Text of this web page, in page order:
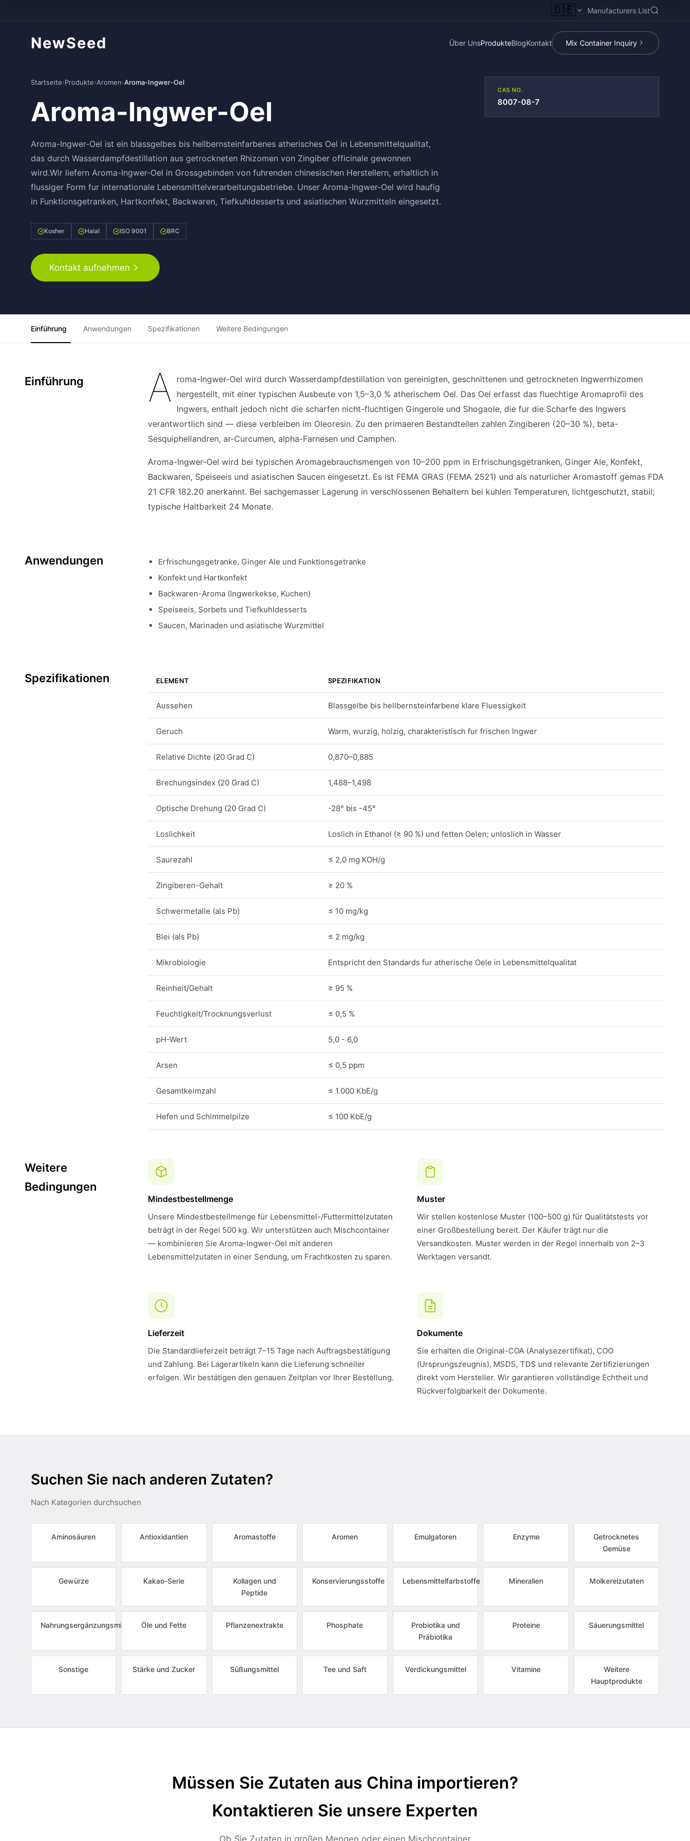
🇩🇪 Manufacturers List
NewSeed Über UnsProdukteBlogKontakt Mix Container Inquiry
Startseite›Produkte›Aromen›Aroma-Ingwer-Oel
Aroma-Ingwer-Oel
Aroma-Ingwer-Oel ist ein blassgelbes bis hellbernsteinfarbenes atherisches Oel in Lebensmittelqualitat,
das durch Wasserdampfdestillation aus getrockneten Rhizomen von Zingiber officinale gewonnen
wird.Wir liefern Aroma-Ingwer-Oel in Grossgebinden von fuhrenden chinesischen Herstellern, erhaltlich in
flussiger Form fur internationale Lebensmittelverarbeitungsbetriebe. Unser Aroma-Ingwer-Oel wird haufig
in Funktionsgetranken, Hartkonfekt, Backwaren, Tiefkuhldesserts und asiatischen Wurzmitteln eingesetzt.
Kosher Halal ISO 9001 BRC
Kontakt aufnehmen
CAS NO.
8007-08-7
Einführung Anwendungen Spezifikationen Weitere Bedingungen
Einführung A roma-Ingwer-Oel wird durch Wasserdampfdestillation von gereinigten, geschnittenen und getrockneten Ingwerrhizomen
hergestellt, mit einer typischen Ausbeute von 1,5–3,0 % atherischem Oel. Das Oel erfasst das fluechtige Aromaprofil des
Ingwers, enthalt jedoch nicht die scharfen nicht-fluchtigen Gingerole und Shogaole, die fur die Scharfe des Ingwers
verantwortlich sind — diese verbleiben im Oleoresin. Zu den primaeren Bestandteilen zahlen Zingiberen (20–30 %), beta-
Sesquiphellandren, ar-Curcumen, alpha-Farnesen und Camphen.
Aroma-Ingwer-Oel wird bei typischen Aromagebrauchsmengen von 10–200 ppm in Erfrischungsgetranken, Ginger Ale, Konfekt,
Backwaren, Speiseeis und asiatischen Saucen eingesetzt. Es ist FEMA GRAS (FEMA 2521) und als naturlicher Aromastoff gemas FDA
21 CFR 182.20 anerkannt. Bei sachgemasser Lagerung in verschlossenen Behaltern bei kuhlen Temperaturen, lichtgeschutzt, stabil;
typische Haltbarkeit 24 Monate.
Anwendungen
Erfrischungsgetranke, Ginger Ale und Funktionsgetranke
Konfekt und Hartkonfekt
Backwaren-Aroma (Ingwerkekse, Kuchen)
Speiseeis, Sorbets und Tiefkuhldesserts
Saucen, Marinaden und asiatische Wurzmittel
Spezifikationen ELEMENT SPEZIFIKATION
Aussehen Blassgelbe bis hellbernsteinfarbene klare Fluessigkeit
Geruch Warm, wurzig, holzig, charakteristisch fur frischen Ingwer
Relative Dichte (20 Grad C) 0,870–0,885
Brechungsindex (20 Grad C) 1,488–1,498
Optische Drehung (20 Grad C) -28° bis -45°
Loslichkeit Loslich in Ethanol (≥ 90 %) und fetten Oelen; unloslich in Wasser
Saurezahl ≤ 2,0 mg KOH/g
Zingiberen-Gehalt ≥ 20 %
Schwermetalle (als Pb) ≤ 10 mg/kg
Blei (als Pb) ≤ 2 mg/kg
Mikrobiologie Entspricht den Standards fur atherische Oele in Lebensmittelqualitat
Reinheit/Gehalt ≥ 95 %
Feuchtigkeit/Trocknungsverlust ≤ 0,5 %
pH-Wert 5,0 - 6,0
Arsen ≤ 0,5 ppm
Gesamtkeimzahl ≤ 1.000 KbE/g
Hefen und Schimmelpilze ≤ 100 KbE/g
Weitere
Bedingungen
Mindestbestellmenge
Unsere Mindestbestellmenge für Lebensmittel-/Futtermittelzutaten
beträgt in der Regel 500 kg. Wir unterstützen auch Mischcontainer
— kombinieren Sie Aroma-Ingwer-Oel mit anderen
Lebensmittelzutaten in einer Sendung, um Frachtkosten zu sparen.
Muster
Wir stellen kostenlose Muster (100–500 g) für Qualitätstests vor
einer Großbestellung bereit. Der Käufer trägt nur die
Versandkosten. Muster werden in der Regel innerhalb von 2–3
Werktagen versandt.
Lieferzeit
Die Standardlieferzeit beträgt 7–15 Tage nach Auftragsbestätigung
und Zahlung. Bei Lagerartikeln kann die Lieferung schneller
erfolgen. Wir bestätigen den genauen Zeitplan vor Ihrer Bestellung.
Dokumente
Sie erhalten die Original-COA (Analysezertifikat), COO
(Ursprungszeugnis), MSDS, TDS und relevante Zertifizierungen
direkt vom Hersteller. Wir garantieren vollständige Echtheit und
Rückverfolgbarkeit der Dokumente.
Suchen Sie nach anderen Zutaten?
Nach Kategorien durchsuchen
Aminosäuren Antioxidantien Aromastoffe Aromen Emulgatoren Enzyme
Getrocknetes
Gemüse
Gewürze Kakao-Serie
Kollagen und
Peptide
Konservierungsstoffe Lebensmittelfarbstoffe Mineralien Molkereizutaten
Nahrungsergänzungsmittel Öle und Fette Pflanzenextrakte Phosphate
Probiotika und
Präbiotika
Proteine Säuerungsmittel
Sonstige Stärke und Zucker Süßungsmittel Tee und Saft Verdickungsmittel Vitamine
Weitere
Hauptprodukte
Müssen Sie Zutaten aus China importieren?
Kontaktieren Sie unsere Experten
Ob Sie Zutaten in großen Mengen oder einen Mischcontainer